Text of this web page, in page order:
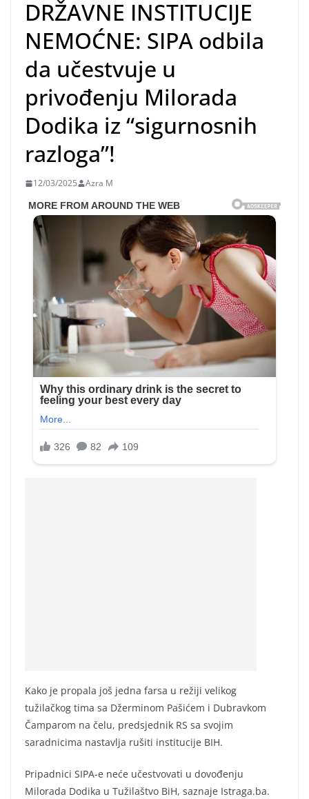
DRŽAVNE INSTITUCIJE
NEMOĆNE: SIPA odbila
da učestvuje u
privođenju Milorada
Dodika iz “sigurnosnih
razloga”!
12/03/2025 Azra M
Kako je propala još jedna farsa u režiji velikog
tužilačkog tima sa Džerminom Pašićem i Dubravkom
Čamparom na čelu, predsjednik RS sa svojim
saradnicima nastavlja rušiti institucije BIH.
Pripadnici SIPA-e neće učestvovati u dovođenju
Milorada Dodika u Tužilaštvo BiH, saznaje Istraga.ba.